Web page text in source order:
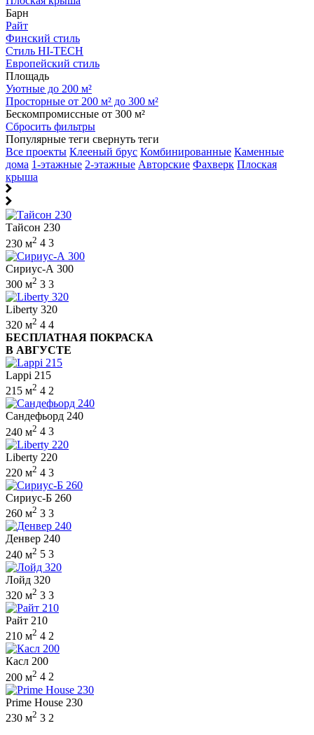
Барн
Райт
Финский стиль
Стиль HI-TECH
Европейский стиль
Площадь
Уютные до 200 м²
Просторные от 200 м² до 300 м²
Бескомпромиссные от 300 м²
Сбросить фильтры
Популярные теги свернуть теги
Все проекты Клееный брус Комбинированные Каменные
дома 1-этажные 2-этажные Авторские Фахверк Плоская
крыша
Тайсон 230
230 м2 4 3
Сириус-А 300
300 м2 3 3
Liberty 320
320 м2 4 4
БЕСПЛАТНАЯ ПОКРАСКА
В АВГУСТЕ
Lappi 215
215 м2 4 2
Сандефьорд 240
240 м2 4 3
Liberty 220
220 м2 4 3
Сириус-Б 260
260 м2 3 3
Денвер 240
240 м2 5 3
Лойд 320
320 м2 3 3
Райт 210
210 м2 4 2
Касл 200
200 м2 4 2
Prime House 230
230 м2 3 2